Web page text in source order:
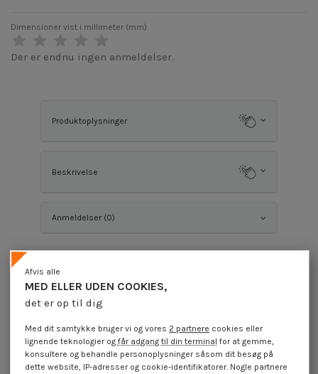
Dimensioner vist i millimeter (mm)
Der er endnu ingen anmeldelser.
Produktoplysninger
Beskrivelse
Anmeldelser (0)
Kunder, der købte denne vare, købte også
MED ELLER UDEN COOKIES,
det er op til dig
Afvis alle
Med dit samtykke bruger vi og vores 2 partnere cookies eller
lignende teknologier ogfår adgang til din terminal for at gemme,
konsultere og behandle personoplysninger såsom dit besøg på
dette website, IP-adresser og cookie-identifikatorer. Nogle partnere